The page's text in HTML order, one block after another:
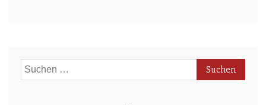
Suchen
nach: